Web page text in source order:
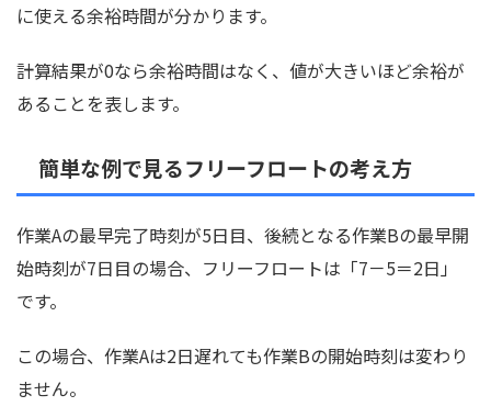
に使える余裕時間が分かります。
計算結果が0なら余裕時間はなく、値が大きいほど余裕が
あることを表します。
簡単な例で見るフリーフロートの考え方
作業Aの最早完了時刻が5日目、後続となる作業Bの最早開
始時刻が7日目の場合、フリーフロートは「7－5＝2日」
です。
この場合、作業Aは2日遅れても作業Bの開始時刻は変わり
ません。